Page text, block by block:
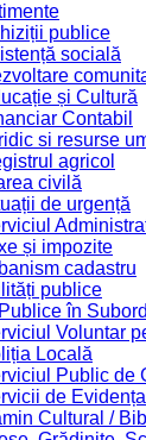
publice
socială
și Cultură
Contabil
si resurse
agricol
civilă
de urgență
și impozite
cadastru
publice
în
Voluntar
Locală
Public de
de
Cultural /